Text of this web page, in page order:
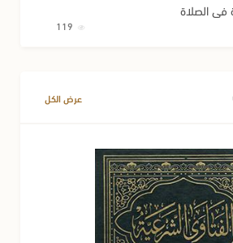
في الصلاة
عرض الكل